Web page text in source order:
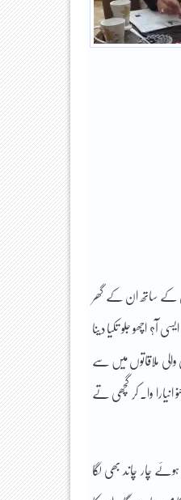
کے ساتھ ان کے گھر
اچھو جلو تکیا دینا
ملاقاتوں میں سے
وا۔ کر گچھی تے
چار چاند بھی لگا